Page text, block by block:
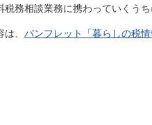
務相談業務に携わっていくうち
、 パンフレット「暮らしの税情